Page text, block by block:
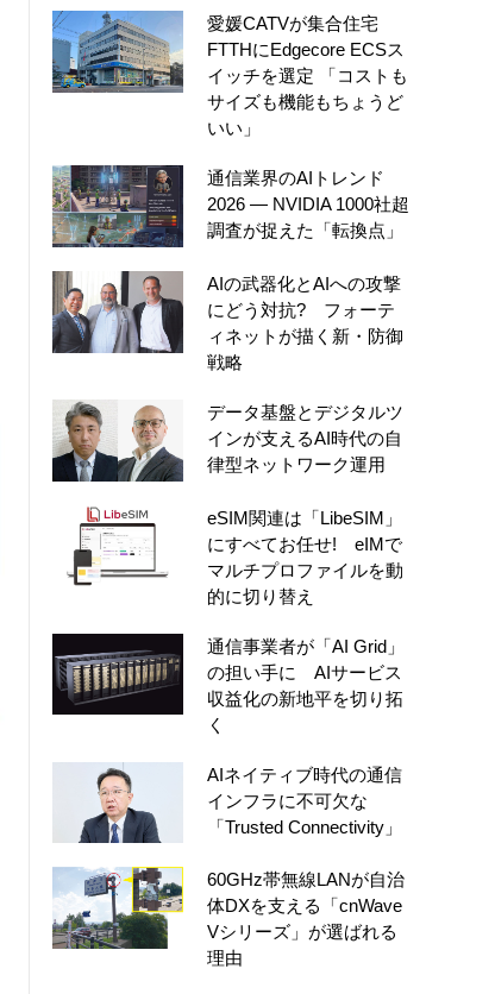
愛媛CATVが集合住宅
FTTHにEdgecore ECSス
イッチを選定 「コストも
サイズも機能もちょうど
いい」
通信業界のAIトレンド
2026 ― NVIDIA 1000社超
調査が捉えた「転換点」
AIの武器化とAIへの攻撃
にどう対抗? フォーテ
ィネットが描く新・防御
戦略
データ基盤とデジタルツ
インが支えるAI時代の自
律型ネットワーク運用
eSIM関連は「LibeSIM」
にすべてお任せ! eIMで
マルチプロファイルを動
的に切り替え
通信事業者が「AI Grid」
の担い手に AIサービス
収益化の新地平を切り拓
く
AIネイティブ時代の通信
インフラに不可欠な
「Trusted Connectivity」
60GHz帯無線LANが自治
体DXを支える「cnWave
Vシリーズ」が選ばれる
理由